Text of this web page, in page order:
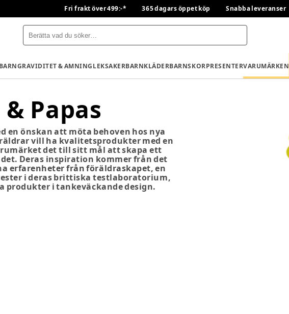
Fri frakt över 499:-* 365 dagars öppet köp Snabba leveranser
GRAVIDITET & AMNINGLEKSAKERBARNKLÄDERBARNSKORPRESENTERVARUMÄRKEN
Papas
en önskan att möta behoven hos nya
vill ha kvalitetsprodukter med en
det till sitt mål att skapa ett
Deras inspiration kommer från det
erfarenheter från föräldraskapet, en
i deras brittiska testlaboratorium,
i tankeväckande design.